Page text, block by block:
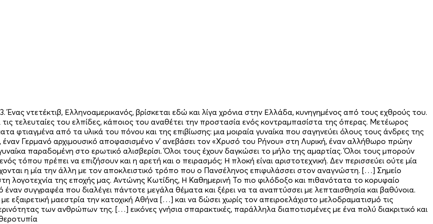
ντετέκτιβ, Ελληνοαμερικανός, βρίσκεται εδώ και λίγα χρόνια στην Ελλάδα, κυνηγημένος από τους εχθρούς του.
τελευταίες του ελπίδες, κάποιος του αναθέτει την προστασία ενός κοντραμπασίστα της όπερας. Μετέωρος
φτιαγμένα από τα υλικά του πόνου και της επιβίωσης: μια μοιραία γυναίκα που σαγηνεύει όλους τους άνδρες της
έναν Γερμανό αρχιμουσικό αποφασισμένο ν’ ανεβάσει τον «Χρυσό του Ρήνου» στη Λυρική, έναν αλλήθωρο πρώην
παραδομένη στο ερωτικό αλισβερίσι. Όλοι τους έχουν δαγκώσει το μήλο της αμαρτίας. Όλοι τους μπορούν
τόπου πρέπει να επιζήσουν και η αρετή και ο πειρασμός; Η πλοκή είναι αριστοτεχνική. Δεν περισσεύει ούτε μία
η μία την άλλη με τον αποκλειστικό τρόπο που ο Πανσέληνος επιφυλάσσει στον αναγνώστη. […] Σημείο
της εποχής μας. Αντώνης Κωτίδης, Η Καθημερινή Το πιο φιλόδοξο και πιθανότατα το κορυφαίο
συγγραφέα που διαλέγει πάντοτε μεγάλα θέματα και ξέρει να τα αναπτύσσει με λεπταισθησία και βαθύνοια.
μαεστρία την κατοχική Αθήνα […] και να δώσει χωρίς τον απειροελάχιστο μελοδραματισμό τις
των ανθρώπων της. […] εικόνες γνήσια σπαρακτικές, παράλληλα διαποτισμένες με ένα πολύ διακριτικό και